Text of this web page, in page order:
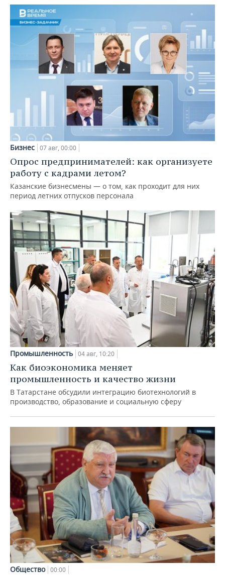
Бизнес 07 авг, 00:00
Опрос предпринимателей: как организуете
работу с кадрами летом?
Казанские бизнесмены — о том, как проходит для них
период летних отпусков персонала
Промышленность 04 авг, 10:20
Как биоэкономика меняет
промышленность и качество жизни
В Татарстане обсудили интеграцию биотехнологий в
производство, образование и социальную сферу
Общество 00:00